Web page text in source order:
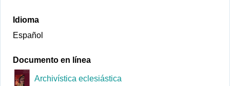
Idioma
Español
Documento en línea
Archivística eclesiástica